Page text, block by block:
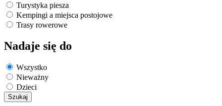
Turystyka piesza
Kempingi a miejsca postojowe
Trasy rowerowe
Nadaje się do
Wszystko
Nieważny
Dzieci